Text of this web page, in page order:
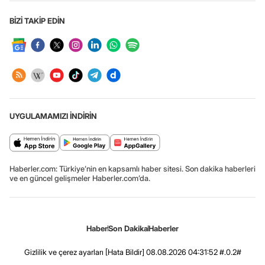
BİZİ TAKİP EDİN
UYGULAMAMIZI İNDİRİN
Haberler.com: Türkiye’nin en kapsamlı haber sitesi. Son dakika haberleri
ve en güncel gelişmeler Haberler.com’da.
HaberSon DakikaHaberler
Gizlilik ve çerez ayarları [Hata Bildir] 08.08.2026 04:31:52 #.0.2#